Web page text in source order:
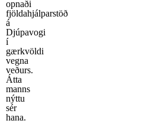
opnaði
fjöldahjálparstöð
á
Djúpavogi
í
gærkvöldi
vegna
veðurs.
Átta
manns
nýttu
sér
hana.